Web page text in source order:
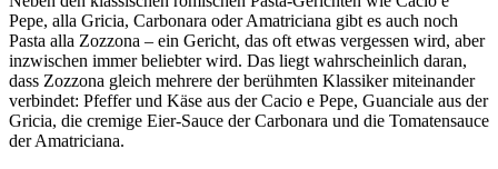
Pepe, alla Gricia, Carbonara oder Amatriciana gibt es auch noch
Pasta alla Zozzona – ein Gericht, das oft etwas vergessen wird, aber
inzwischen immer beliebter wird. Das liegt wahrscheinlich daran,
dass Zozzona gleich mehrere der berühmten Klassiker miteinander
verbindet: Pfeffer und Käse aus der Cacio e Pepe, Guanciale aus der
Gricia, die cremige Eier-Sauce der Carbonara und die Tomatensauce
der Amatriciana.